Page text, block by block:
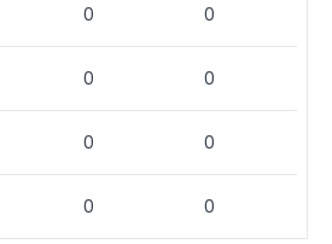
0 0
0 0
0 0
0 0